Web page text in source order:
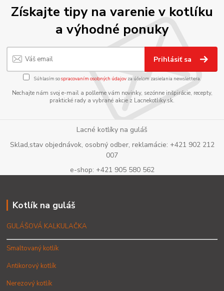
Získajte tipy na varenie v kotlíku
a výhodné ponuky
Prihlásiť sa
Súhlasím sospracovaním osobných údajov za účelom zasielania newslettera.
Nechajte nám svoj e-mail a pošleme vám novinky, sezónne inšpirácie, recepty,
praktické rady a vybrané akcie z Lacnekotliky.sk.
Lacné kotlíky na guláš
Sklad,stav objednávok, osobný odber, reklamácie: +421 902 212
007
e-shop: +421 905 580 562
Kotlík na guláš
GULÁŠOVÁ KALKULAČKA
Smaltovaný kotlík
Antikorový kotlík
Nerezový kotlík